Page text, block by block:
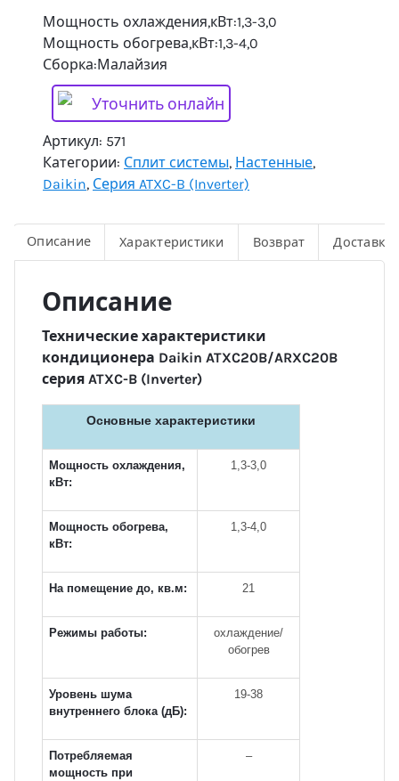
Мощность охлаждения,кВт:1,3-3,0
Мощность обогрева,кВт:1,3-4,0
Сборка:Малайзия
Уточнить онлайн
Артикул: 571
Категории: Сплит системы, Настенные,
Daikin, Серия ATXC-B (Inverter)
Описание Характеристики Возврат Доставка
Описание
Технические характеристики
кондиционера Daikin ATXC20B/ARXC20B
серия ATXC-B (Inverter)
Основные характеристики
Мощность охлаждения,
кВт:
1,3-3,0
Мощность обогрева,
кВт:
1,3-4,0
На помещение до, кв.м: 21
Режимы работы:
охлаждение/
обогрев
Уровень шума
внутреннего блока (дБ):
19-38
Потребляемая
мощность при
–